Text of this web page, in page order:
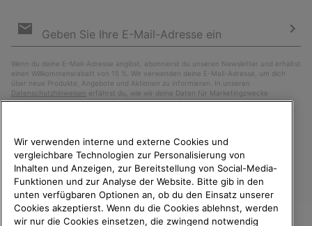
Anmeldung
Wenn du deine E-Mail-Adresse angibst, abonnierst du unseren Newsletter und erhältst
einen Willkommensrabatt von 15 %. Wir verwenden deine E-Mail-Adresse, um dich
über neue Produkte, Angebote und Aktionen zu informieren. In unseren
Datenschutzhinweisen erfährst du, wie wir deine Daten für Marketingzwecke
verarbeiten und wie du deine Zustimmung widerrufen kannst.
Wir verwenden interne und externe Cookies und
vergleichbare Technologien zur Personalisierung von
Inhalten und Anzeigen, zur Bereitstellung von Social-Media-
Funktionen und zur Analyse der Website. Bitte gib in den
unten verfügbaren Optionen an, ob du den Einsatz unserer
Cookies akzeptierst. Wenn du die Cookies ablehnst, werden
wir nur die Cookies einsetzen, die zwingend notwendig